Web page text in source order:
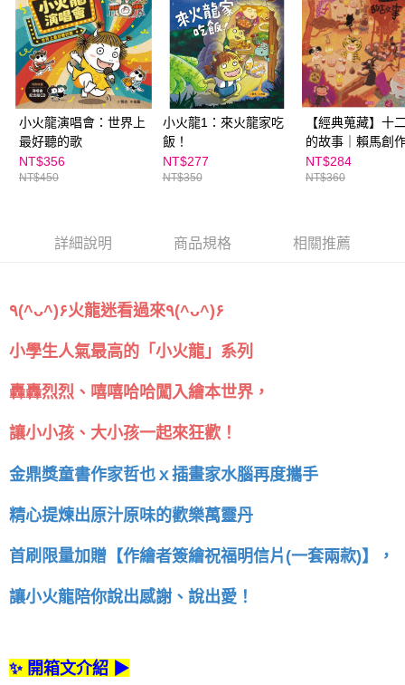
小火龍演唱會：世界上
最好聽的歌
NT$356
NT$450
小火龍1：來火龍家吃
飯！
NT$277
NT$350
【經典蒐藏】十
的故事｜賴馬創
年紀念版
NT$284
NT$360
詳細說明 商品規格 相關推薦
٩(^ᴗ^)۶火龍迷看過來٩(^ᴗ^)۶
小學生人氣最高的「小火龍」系列
轟轟烈烈、嘻嘻哈哈闖入繪本世界，
讓小小孩、大小孩一起來狂歡！
金鼎獎童書作家哲也ｘ插畫家水腦再度攜手
精心提煉出原汁原味的歡樂萬靈丹
首刷限量加贈【作繪者簽繪祝福明信片(一套兩款)】，
讓小火龍陪你說出感謝、說出愛！
✨ 開箱文介紹 ▶